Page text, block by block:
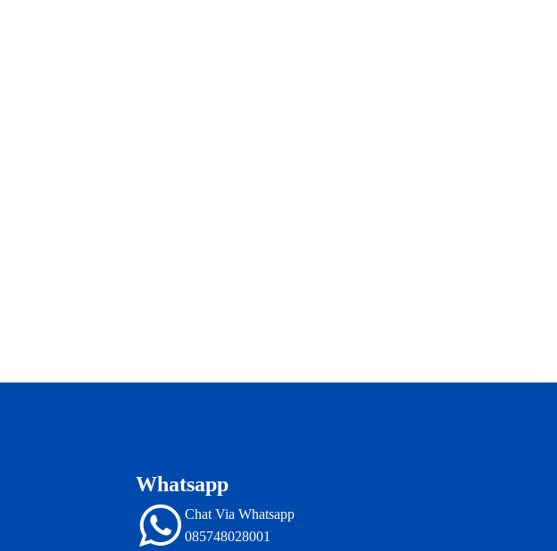
Whatsapp
Chat Via Whatsapp
085748028001